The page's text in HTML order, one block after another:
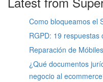
Como bloqueamos el
RGPD: 19
Reparación de Móbiles
¿Qué documentos
negocio al